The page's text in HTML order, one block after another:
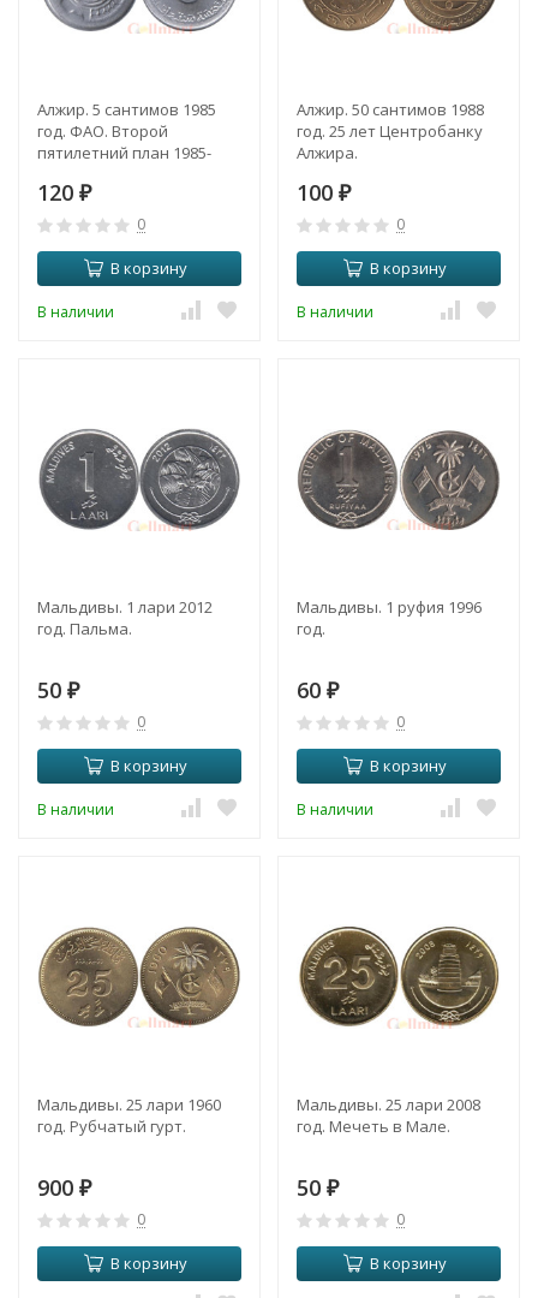
Алжир. 5 сантимов 1985
год. ФАО. Второй
пятилетний план 1985-
прямоугольной формы.
120 ₽
0
В корзину
В наличии
Алжир. 50 сантимов 1988
год. 25 лет Центробанку
Алжира.
100 ₽
0
В корзину
В наличии
Мальдивы. 1 лари 2012
год. Пальма.
50 ₽
0
В корзину
В наличии
Мальдивы. 1 руфия 1996
год.
60 ₽
0
В корзину
В наличии
Мальдивы. 25 лари 1960
год. Рубчатый гурт.
900 ₽
0
В корзину
Мальдивы. 25 лари 2008
год. Мечеть в Мале.
50 ₽
0
В корзину